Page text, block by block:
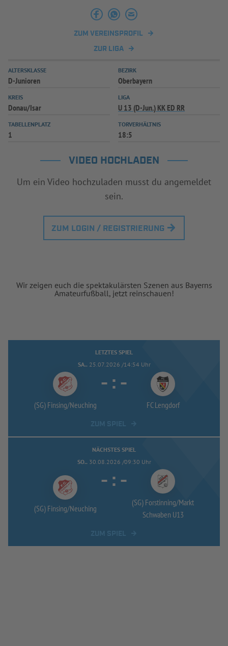
ZUM VEREINSPROFIL
ZUR LIGA
ALTERSKLASSE
D-Junioren
BEZIRK
Oberbayern
KREIS
Donau/Isar
LIGA
U 13 (D-Jun.) KK ED RR
TABELLENPLATZ
1
TORVERHÄLTNIS
18:5
VIDEO HOCHLADEN
Um ein Video hochzuladen musst du angemeldet
sein.
ZUM LOGIN / REGISTRIERUNG
Wir zeigen euch die spektakulärsten Szenen aus Bayerns
Amateurfußball, jetzt reinschauen!
LETZTES SPIEL
SA.. 25.07.2026 /14:54 Uhr
(SG) Finsing/Neuching
- : -
FC Lengdorf
NÄCHSTES SPIEL
SO.. 30.08.2026 /09:30 Uhr
(SG) Finsing/Neuching
- : -
(SG) Forstinning/Markt
Schwaben U13